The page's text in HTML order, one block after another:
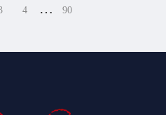
4 … 90